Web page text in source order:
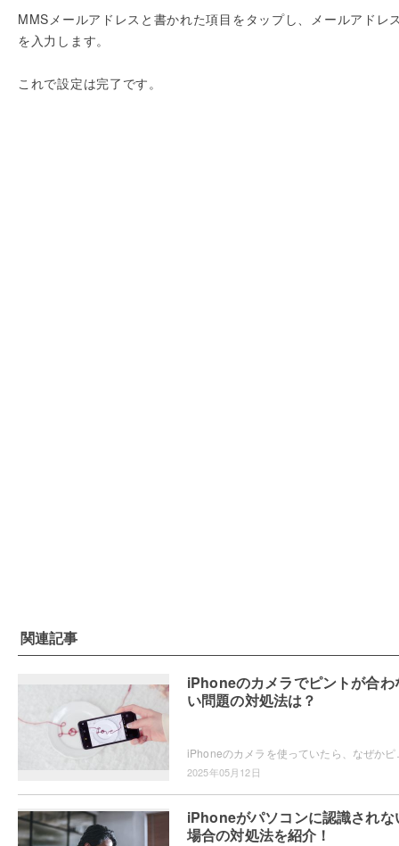
MMSメールアドレスと書かれた項目をタップし、メールアドレ
を入力します。
これで設定は完了です。
関連記事
iPhoneのカメラでピントが合わ
い問題の対処法は？
2025年05月12日
iPhoneがパソコンに認識されな
場合の対処法を紹介！